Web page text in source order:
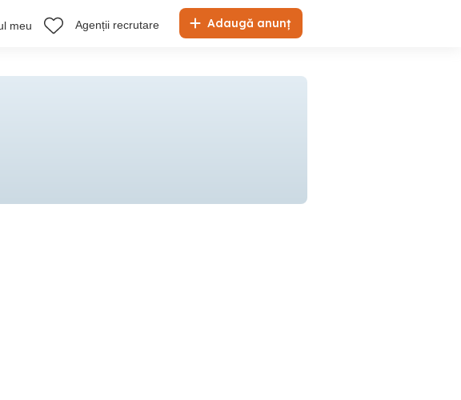
Adaugă anunț
meu Agenții recrutare